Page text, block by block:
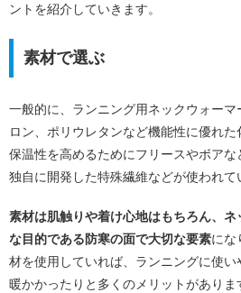
ントを紹介していきます。
素材で選ぶ
一般的に、ランニング用ネックウォー
ロン、ポリウレタンなど機能性に優れた
保温性を高めるためにフリースやボア
独自に開発した特殊繊維などが使われて
素材は肌触りや着け心地はもちろん、
な目的である防寒の面で大切な要素にな
材を使用していれば、ランニングに使
暖かかったりと多くのメリットがあり